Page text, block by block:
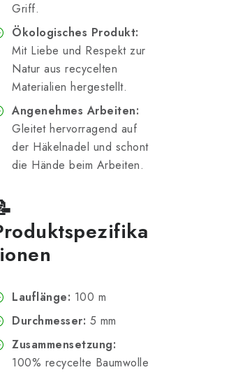
Griff.
Ökologisches Produkt:
Mit Liebe und Respekt zur
Natur aus recycelten
Materialien hergestellt.
Angenehmes Arbeiten:
Gleitet hervorragend auf
der Häkelnadel und schont
die Hände beim Arbeiten.
Lauflänge: 100 m
Durchmesser: 5 mm
Zusammensetzung:
100% recycelte Baumwolle